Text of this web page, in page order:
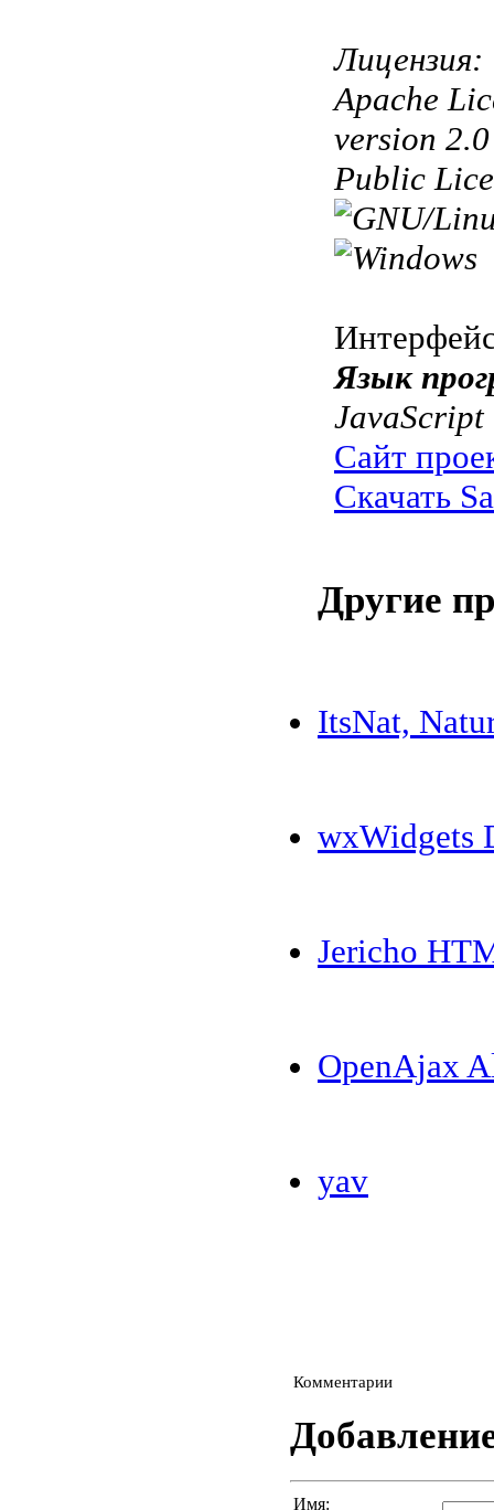
Лицензия:
Apache
version
Public
Язык
JavaScript
Сайт
Скачать
Другие
ItsNat,
wxWidgets
Jericho
OpenAjax
yav
Комментарии
Имя: